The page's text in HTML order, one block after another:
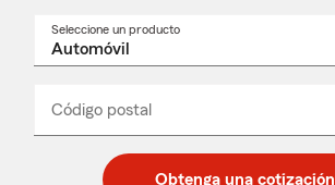
Seleccione un producto
desplegable
Código postal
_____
Obtenga una cotización